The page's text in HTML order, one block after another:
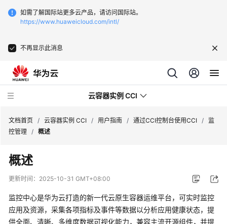
如需了解国际站更多云产品，请访问国际站。
https://www.huaweicloud.com/intl/
不再显示此消息
云容器实例 CCI
最
动
态
文档首页 / 云容器实例 CCI / 用户指南 / 通过CCI控制台使用CCI /
监
控管理 / 概述
概述
更新时间： 2025-10-31 GMT+08:00
监控中心是华为云打造的新一代云原生容器运维平台，可实时监控
应用及资源，采集各项指标及事件等数据以分析应用健康状态，提
供全面、清晰、多维度数据可视化能力，兼容主流开源组件，并提